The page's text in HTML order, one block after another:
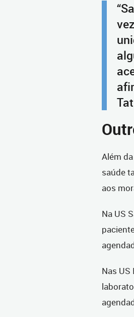
Além
saúde
aos
Na US
Nas US